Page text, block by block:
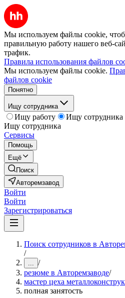
Мы используем файлы cookie,
правильную работу нашего веб-
трафик.
Правила использования файлов
Мы используем файлы cookie.
файлов cookie
Понятно
Ищу сотрудника
Ищу работу
Ищу сотрудника
Ищу сотрудника
Сервисы
Помощь
Ещё
Поиск
Авторемзавод
Войти
Войти
Зарегистрироваться
Поиск сотрудников в
/
... /
резюме в Авторемзаводе/
мастер цеха
полная занятость